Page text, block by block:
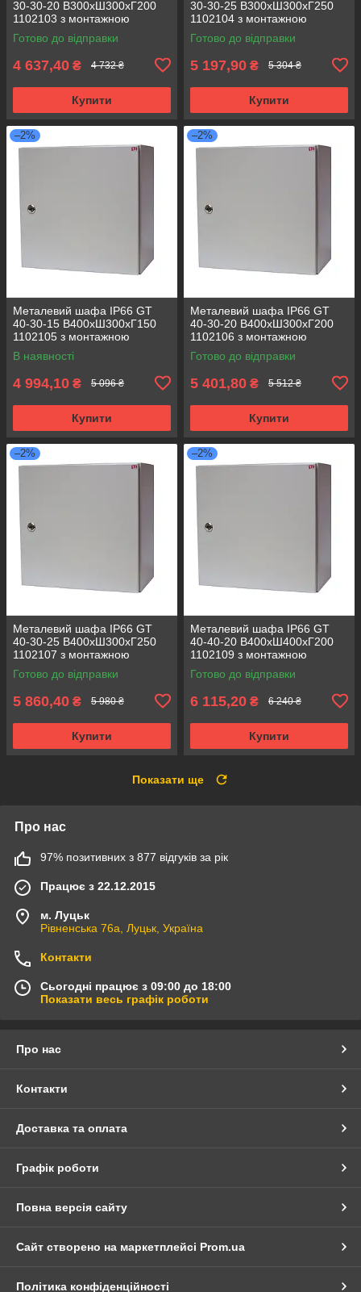
30-30-20 В300хШ300хГ200
1102103 з монтажною
панеллю (розподільчий, 1
замок)
Готово до відправки
4 637,40 ₴ 4 732 ₴
Купити
30-30-25 В300хШ300хГ250
1102104 з монтажною
панеллю (розподільчий, 1
замок)
Готово до відправки
5 197,90 ₴ 5 304 ₴
Купити
–2%
Металевий шафа IP66 GT
40-30-15 В400хШ300хГ150
1102105 з монтажною
панеллю (розподільчий, 1
замок)
В наявності
4 994,10 ₴ 5 096 ₴
Купити
–2%
Металевий шафа IP66 GT
40-30-20 В400хШ300хГ200
1102106 з монтажною
панеллю (розподільчий, 1
замок)
Готово до відправки
5 401,80 ₴ 5 512 ₴
Купити
–2%
Металевий шафа IP66 GT
40-30-25 В400хШ300хГ250
1102107 з монтажною
панеллю (розподільчий, 1
замок)
Готово до відправки
5 860,40 ₴ 5 980 ₴
Купити
–2%
Металевий шафа IP66 GT
40-40-20 В400хШ400хГ200
1102109 з монтажною
панеллю (розподільчий, 1
замок)
Готово до відправки
6 115,20 ₴ 6 240 ₴
Купити
Показати ще
Про нас
97% позитивних з 877 відгуків за рік
Працює з 22.12.2015
м. Луцьк
Рівненська 76а, Луцьк, Україна
Контакти
Сьогодні працює з 09:00 до 18:00
Показати весь графік роботи
Про нас
Контакти
Доставка та оплата
Графік роботи
Повна версія сайту
Сайт створено на маркетплейсі Prom.ua
Політика конфіденційності